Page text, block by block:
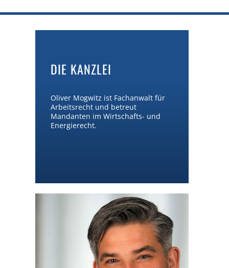
DIE KANZLEI
Oliver Mogwitz ist Fachanwalt für
Arbeitsrecht und betreut
Mandanten im Wirtschafts- und
Energierecht.